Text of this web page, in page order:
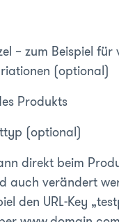
– zum Beispiel für
(optional)
Produkts
(optional)
direkt beim
auch verändert
den URL-Key